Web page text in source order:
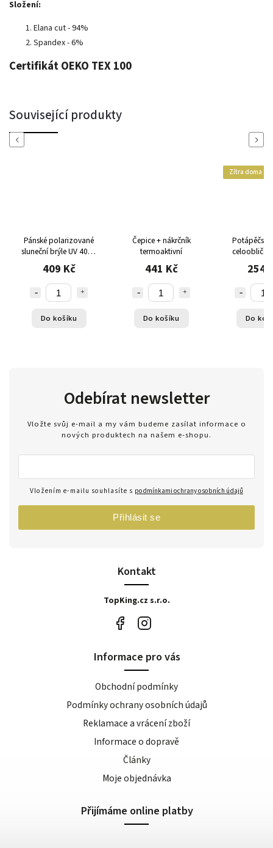
Složení:
Elana cut - 94%
Spandex - 6%
Certifikát OEKO TEX 100
Související produkty
Previous
Pánské polarizované
sluneční brýle UV 400 s
pouzdrem - zrcadlové
modro-zelené
409 Kč
Do košíku
Čepice + nákrčník
termoaktivní
441 Kč
Do košíku
Zítra doma
254
Do
Next
Kontakt
TopKing.cz s.r.o.
Odebírat newsletter
Vložte svůj e-mail a my vám budeme zasílat informace o
nových produktech na našem e-shopu.
Vložením e-mailu souhlasíte s podmínkami ochrany osobních údajů
Přihlásit se
Informace pro vás
Obchodní podmínky
Podmínky ochrany osobních údajů
Reklamace a vrácení zboží
Informace o dopravě
Články
Moje objednávka
Přijímáme online platby